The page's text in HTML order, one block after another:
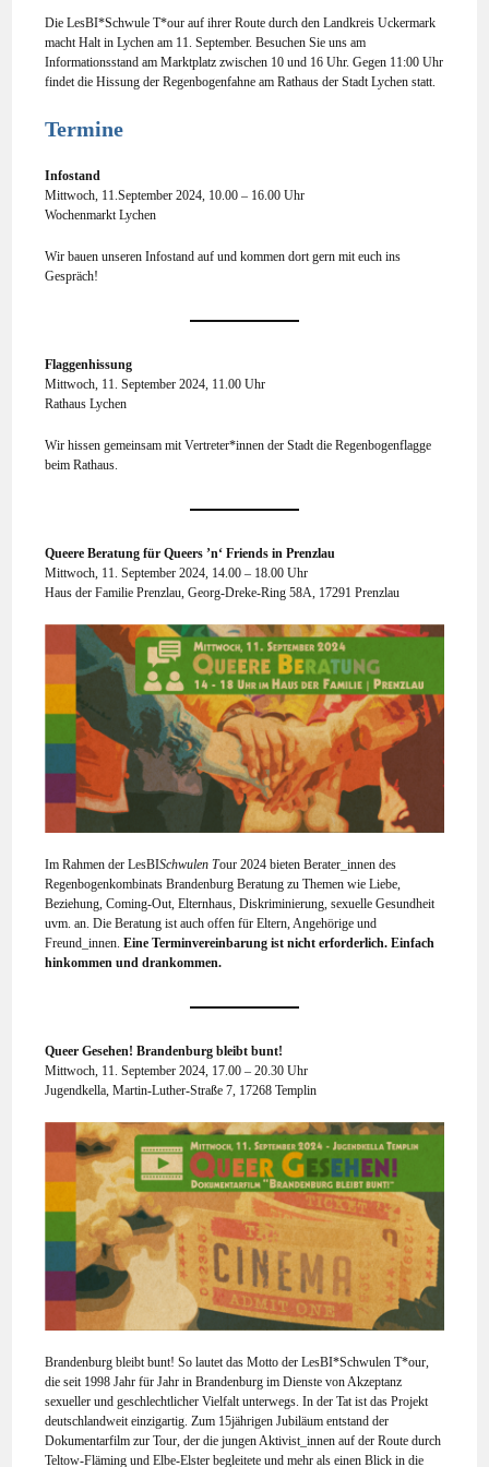
Die LesBI*Schwule T*our auf ihrer Route durch den Landkreis Uckermark
macht Halt in Lychen am 11. September. Besuchen Sie uns am
Informationsstand am Marktplatz zwischen 10 und 16 Uhr. Gegen 11:00 Uhr
findet die Hissung der Regenbogenfahne am Rathaus der Stadt Lychen statt.
Termine
Infostand
Mittwoch, 11.September 2024, 10.00 – 16.00 Uhr
Wochenmarkt Lychen
Wir bauen unseren Infostand auf und kommen dort gern mit euch ins
Gespräch!
Flaggenhissung
Mittwoch, 11. September 2024, 11.00 Uhr
Rathaus Lychen
Wir hissen gemeinsam mit Vertreter*innen der Stadt die Regenbogenflagge
beim Rathaus.
Queere Beratung für Queers ’n‘ Friends in Prenzlau
Mittwoch, 11. September 2024, 14.00 – 18.00 Uhr
Haus der Familie Prenzlau, Georg-Dreke-Ring 58A, 17291 Prenzlau
Im Rahmen der LesBISchwulen Tour 2024 bieten Berater_innen des
Regenbogenkombinats Brandenburg Beratung zu Themen wie Liebe,
Beziehung, Coming-Out, Elternhaus, Diskriminierung, sexuelle Gesundheit
uvm. an. Die Beratung ist auch offen für Eltern, Angehörige und
Freund_innen.Eine Terminvereinbarung ist nicht erforderlich. Einfach
hinkommen und drankommen.
Queer Gesehen! Brandenburg bleibt bunt!
Mittwoch, 11. September 2024, 17.00 – 20.30 Uhr
Jugendkella, Martin-Luther-Straße 7, 17268 Templin
Brandenburg bleibt bunt! So lautet das Motto der LesBI*Schwulen T*our,
die seit 1998 Jahr für Jahr in Brandenburg im Dienste von Akzeptanz
sexueller und geschlechtlicher Vielfalt unterwegs. In der Tat ist das Projekt
deutschlandweit einzigartig. Zum 15jährigen Jubiläum entstand der
Dokumentarfilm zur Tour, der die jungen Aktivist_innen auf der Route durch
Teltow-Fläming und Elbe-Elster begleitete und mehr als einen Blick in die